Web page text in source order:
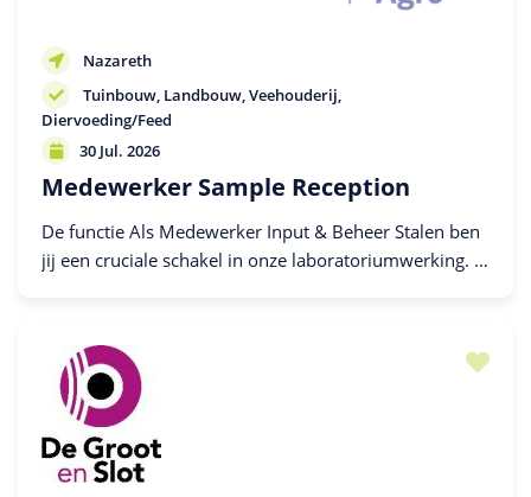
Nazareth
Tuinbouw Landbouw Veehouderij
Diervoeding/Feed
30 Jul. 2026
Medewerker Sample Reception
De functie Als Medewerker Input & Beheer Stalen ben
jij een cruciale schakel in onze laboratoriumwerking. In